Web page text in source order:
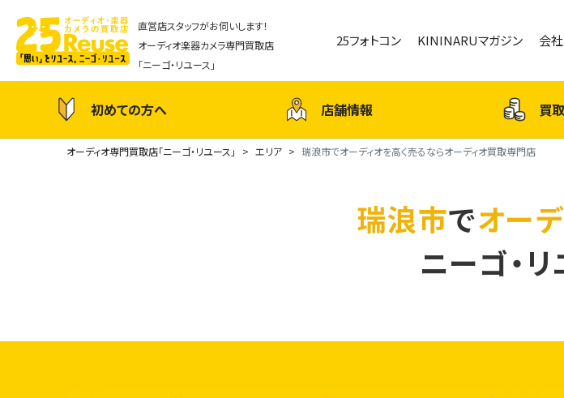
直営店スタッフがお伺いします！
オーディオ楽器カメラ専門買取店
「ニーゴ・リユース」
25フォトコン KININARUマガジン 会
初めての方へ 店舗情報 買
オーディオ専門買取店「ニーゴ・リユース」 エリア 瑞浪市でオーディオを高く売るならオーディオ買取専門店
瑞浪市でオー
ニーゴ・